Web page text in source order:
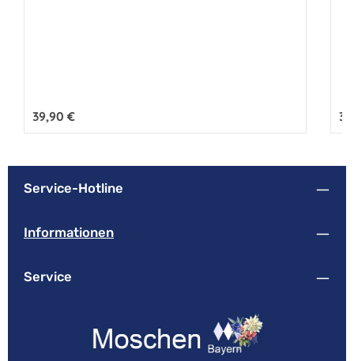
Regulärer Preis:
39,90 €
Service-Hotline
Informationen
Service